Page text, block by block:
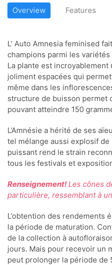
Overview Features
L’ Auto Amnesia feminised
champions parmi les
La plante est incroyablement
joliment espacées qui
même dans les
structure de buisson permet
pouvant atteindre 150
L’Amnésie a hérité de ses
tel mélange aussi explosif
puissant rend le strain
tous les festivals et
Renseignement! Les cônes
particulière, ressemblant à
L’obtention des rendements
la période de maturation.
de la collection à
jours. Mais pour recevoir un
peut prolonger la période de